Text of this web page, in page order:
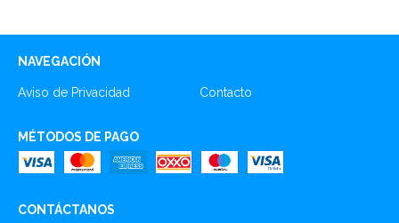
NAVEGACIÓN
Aviso de Privacidad Contacto
MÉTODOS DE PAGO
CONTÁCTANOS